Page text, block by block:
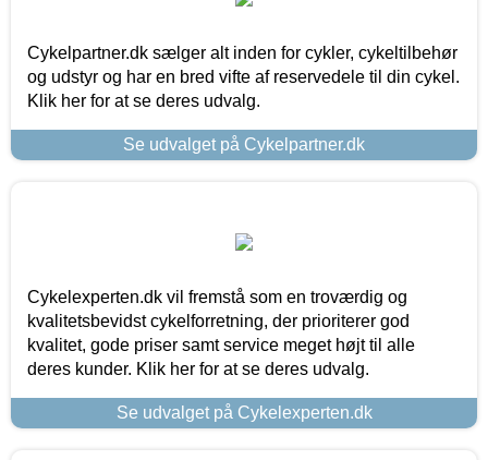
Cykelpartner.dk sælger alt inden for cykler, cykeltilbehør
og udstyr og har en bred vifte af reservedele til din cykel.
Klik her for at se deres udvalg.
Se udvalget på Cykelpartner.dk
Cykelexperten.dk vil fremstå som en troværdig og
kvalitetsbevidst cykelforretning, der prioriterer god
kvalitet, gode priser samt service meget højt til alle
deres kunder. Klik her for at se deres udvalg.
Se udvalget på Cykelexperten.dk